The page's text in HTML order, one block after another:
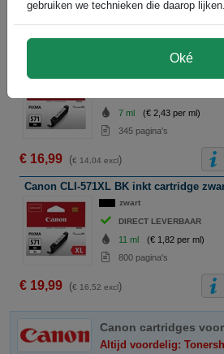
Canon CLI-571BK inkt cartridge zwart
7 ml
(€ 2,43 per ml)
345 pagina's
€ 16,99 (€ 14,04 excl)
Canon CLI-571XL BK inkt cartridge
zwart
DIRECT LEVERBAAR
11 ml
(€ 1,82 per ml)
800 pagina's
€ 19,99 (€ 16,52 excl)
Canon cartridges
Altijd voordelig:
gebruiken we technieken die daarop lijken.
Oké